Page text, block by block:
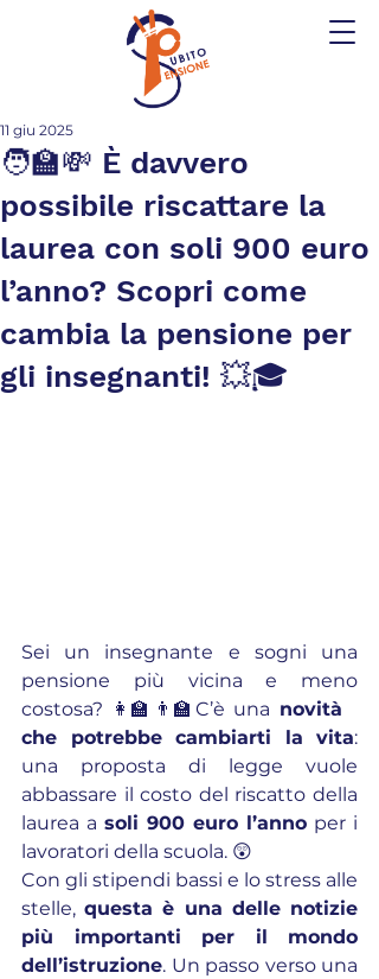
🧑‍🏫💸 È davvero
possibile riscattare la
laurea con soli 900 euro
l’anno? Scopri come
cambia la pensione per
gli insegnanti! 💥🎓
11 giu 2025
Sei un insegnante e sogni una
pensione più vicina e meno
costosa? 👩‍🏫👨‍🏫C’è una novità
che potrebbe cambiarti la vita:
una proposta di legge vuole
abbassare il costo del riscatto della
laurea a soli 900 euro l’anno per i
lavoratori della scuola. 😲
Con gli stipendi bassi e lo stress alle
stelle, questa è una delle notizie
più importanti per il mondo
dell’istruzione. Un passo verso una